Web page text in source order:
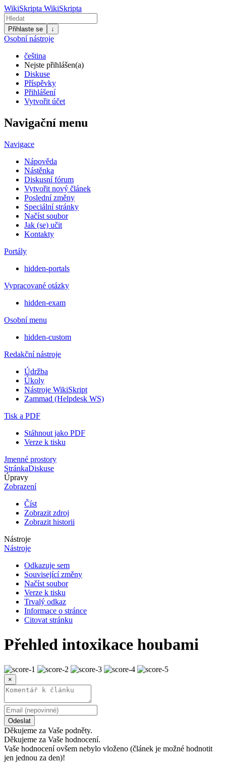
WikiSkripta WikiSkripta
Přihlaste se ↓
Osobní nástroje
čeština
Nejste přihlášen(a)
Diskuse
Příspěvky
Přihlášení
Vytvořit účet
Navigační menu
Navigace
Nápověda
Nástěnka
Diskusní fórum
Vytvořit nový článek
Poslední změny
Speciální stránky
Načíst soubor
Jak (se) učit
Kontakty
Portály
hidden-portals
Vypracované otázky
hidden-exam
Osobní menu
hidden-custom
Redakční nástroje
Údržba
Úkoly
Nástroje WikiSkript
Zammad (Helpdesk WS)
Tisk a PDF
Stáhnout jako PDF
Verze k tisku
Jmenné prostory
StránkaDiskuse
Úpravy
Zobrazení
Číst
Zobrazit zdroj
Zobrazit historii
Nástroje
Nástroje
Odkazuje sem
Související změny
Načíst soubor
Verze k tisku
Trvalý odkaz
Informace o stránce
Citovat stránku
Přehled intoxikace houbami
×
Odeslat
Děkujeme za Vaše podněty.
Děkujeme za Vaše hodnocení.
Vaše hodnocení ovšem nebylo vloženo (článek je možné hodnotit
jen jednou za den)!